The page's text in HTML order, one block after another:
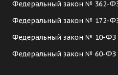
Федеральный закон № 362-
Федеральный закон № 172-
Федеральный закон № 10-ФЗ
Федеральный закон № 60-ФЗ